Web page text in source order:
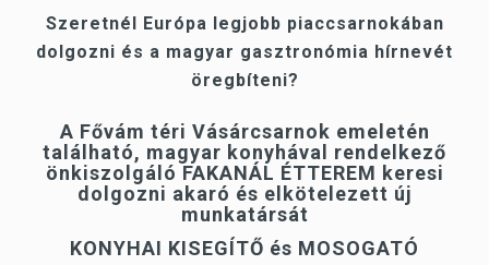
Szeretnél Európa legjobb piaccsarnokában
dolgozni és a magyar gasztronómia hírnevét
öregbíteni?
A Fővám téri Vásárcsarnok emeletén
található, magyar konyhával rendelkező
önkiszolgáló FAKANÁL ÉTTEREM keresi
dolgozni akaró és elkötelezett új
munkatársát
KONYHAI KISEGÍTŐ és MOSOGATÓ